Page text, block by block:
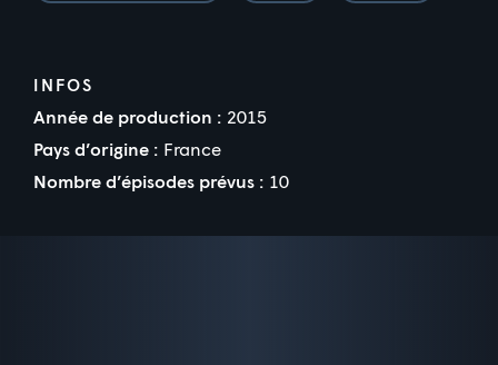
INFOS
Année de production : 2015
Pays d’origine : France
Nombre d’épisodes prévus : 10